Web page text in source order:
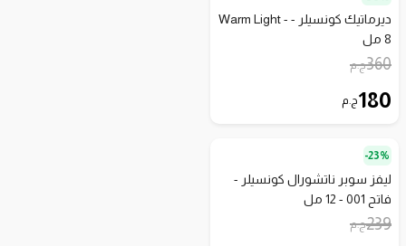
ديرماتيك كونسيلر - Warm Light -
8 مل
360ج.م
180ج.م
23%-
ليفز سوبر ناتشورال كونسيلر -
فاتح 001 - 12 مل
239ج.م